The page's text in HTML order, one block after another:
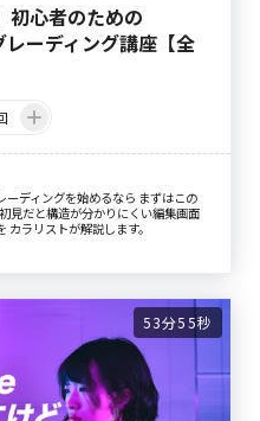
初心者のための
ーディング講座【全
ディングを始めるなら まずはこの
見だと構造が分かりにくい編集画面
カラリストが解説します。
53分55秒